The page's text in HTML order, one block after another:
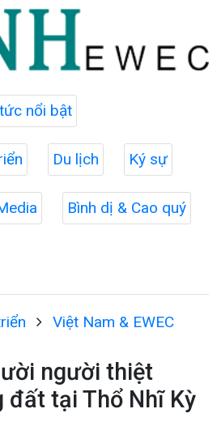
nổi bật
Du lịch Ký sự
Bình dị & Cao quý
Việt Nam & EWEC
người thiệt
đất tại Thổ Nhĩ Kỳ